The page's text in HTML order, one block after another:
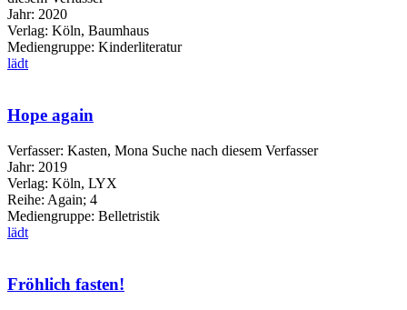
Jahr: 2020
Verlag: Köln, Baumhaus
Mediengruppe: Kinderliteratur
lädt
Hope again
Verfasser: Kasten, Mona Suche nach diesem Verfasser
Jahr: 2019
Verlag: Köln, LYX
Reihe: Again; 4
Mediengruppe: Belletristik
lädt
Fröhlich fasten!